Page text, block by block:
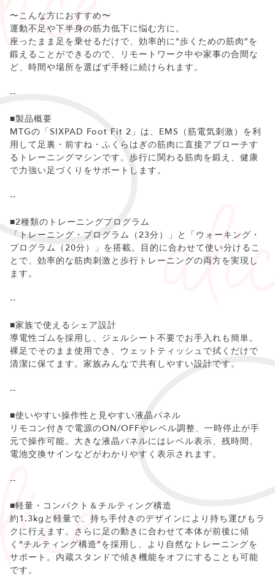
〜こんな方におすすめ〜
運動不足や下半身の筋力低下に悩む方に。
座ったまま足を乗せるだけで、効率的に“歩くための筋肉”を
鍛えることができるので、リモートワーク中や家事の合間な
ど、時間や場所を選ばず手軽に続けられます。
--
■製品概要
MTGの「SIXPAD Foot Fit 2」は、EMS（筋電気刺激）を利
用して足裏・前すね・ふくらはぎの筋肉に直接アプローチす
るトレーニングマシンです。歩行に関わる筋肉を鍛え、健康
で力強い足づくりをサポートします。
--
■2種類のトレーニングプログラム
「トレーニング・プログラム（23分）」と「ウォーキング・
プログラム（20分）」を搭載。目的に合わせて使い分けるこ
とで、効率的な筋肉刺激と歩行トレーニングの両方を実現し
ます。
--
■家族で使えるシェア設計
導電性ゴムを採用し、ジェルシート不要でお手入れも簡単。
裸足でそのまま使用でき、ウェットティッシュで拭くだけで
清潔に保てます。家族みんなで共有しやすい設計です。
--
■使いやすい操作性と見やすい液晶パネル
リモコン付きで電源のON/OFFやレベル調整、一時停止が手
元で操作可能。大きな液晶パネルにはレベル表示、残時間、
電池交換サインなどがわかりやすく表示されます。
--
■軽量・コンパクト＆チルティング構造
約1.3kgと軽量で、持ち手付きのデザインにより持ち運びもラ
クに行えます。さらに足の動きに合わせて本体が前後に傾
く“チルティング構造”を採用し、より自然なトレーニングを
サポート。内蔵スタンドで傾き機能をオフにすることも可能
です。